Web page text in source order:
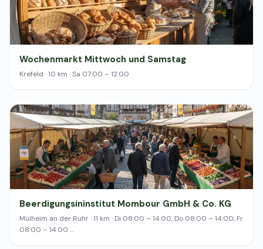
Wochenmarkt Mittwoch und Samstag
Krefeld · 10 km · Sa 07:00 – 12:00
Beerdigungsininstitut Mombour GmbH & Co. KG
Mülheim an der Ruhr · 11 km · Di 08:00 – 14:00, Do 08:00 – 14:00, Fr
08:00 – 14:00 …